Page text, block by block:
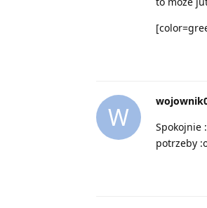
W
Spokojnie
potrzeby